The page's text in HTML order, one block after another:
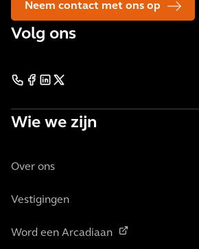
Neem contact met ons op
Volg ons
Wie we zijn
Over ons
Vestigingen
Word een Arcadiaan